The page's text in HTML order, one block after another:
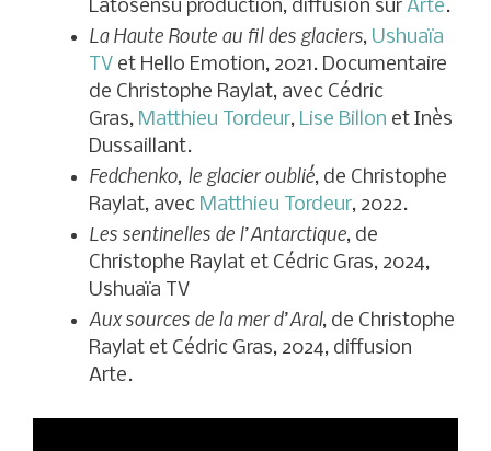
Latosensu production, diffusion sur Arte.
La Haute Route au fil des glaciers, Ushuaïa
TV et Hello Emotion, 2021. Documentaire
de Christophe Raylat, avec Cédric
Gras, Matthieu Tordeur, Lise Billon et Inès
Dussaillant.
Fedchenko, le glacier oublié, de Christophe
Raylat, avec Matthieu Tordeur, 2022.
Les sentinelles de l’Antarctique, de
Christophe Raylat et Cédric Gras, 2024,
Ushuaïa TV
Aux sources de la mer d’Aral, de Christophe
Raylat et Cédric Gras, 2024, diffusion
Arte.